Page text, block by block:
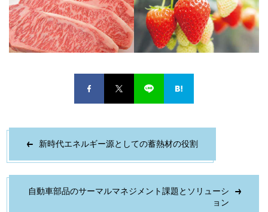
新時代エネルギー源としての蓄熱材の役割
自動車部品のサーマルマネジメント課題とソリューシ
ョン